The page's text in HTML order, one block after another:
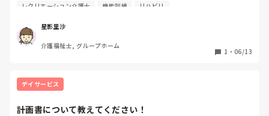
あまり柔らかすぎないワイヤー
つうか針金でやったわ(￣▽￣;)
これを手近な缶に巻いて輪にして
レクリエーション介護士 機能訓練 リハビリ
星影里沙
介護福祉士, グループホーム
1 ・ 06/13
デイサービス
計画書について教えてください！